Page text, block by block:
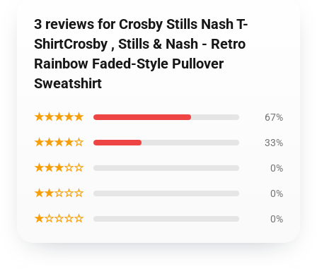
3 reviews for Crosby Stills Nash T-
ShirtCrosby , Stills & Nash - Retro
Rainbow Faded-Style Pullover
Sweatshirt
★★★★★ 67%
★★★★☆ 33%
★★★☆☆ 0%
★★☆☆☆ 0%
★☆☆☆☆ 0%